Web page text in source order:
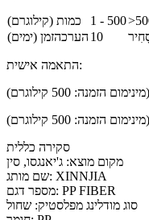
כמות (קילוגרם) 1 - 500
הערכהזמן (ימים) 10
התאמה אישית:
הזמנה: 500 קילוגרם)
500 קילוגרם)
סקירה כללית
מקום מוצא: ג'יאנגסו, סין
שם מותג: XINNJIA
מספר דגם: PP FIBER
סוג מודלינג מפלסטיק: שחול